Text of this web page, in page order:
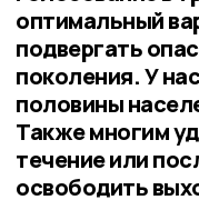
оптимальный
подвергать
поколения. У
половины
Также многим
течение или
освободить